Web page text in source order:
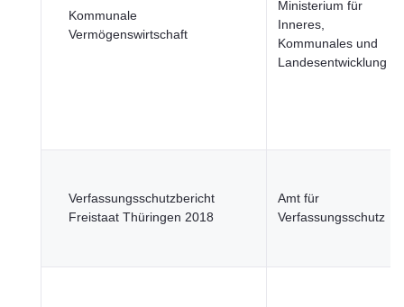
Kommunale
Vermögenswirtschaft
Ministerium für
Inneres,
Kommunales und
Landesentwicklung
Verfassungsschutzbericht
Freistaat Thüringen 2018
Amt für
Verfassungsschutz